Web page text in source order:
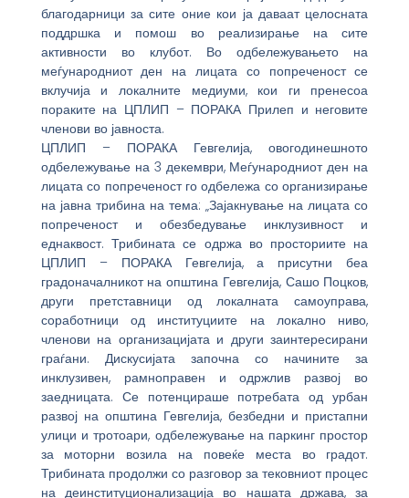
благодарници за сите оние кои ја даваат целосната
поддршка и помош во реализирање на сите
активности во клубот. Во одбележувањето на
меѓународниот ден на лицата со попреченост се
вклучија и локалните медиуми, кои ги пренесоа
пораките на ЦПЛИП – ПОРАКА Прилеп и неговите
членови во јавноста.
ЦПЛИП – ПОРАКА Гевгелија, овогодинешното
одбележување на 3 декември, Меѓународниот ден на
лицата со попреченост го одбележа со организирање
на јавна трибина на тема: „Зајакнување на лицата со
попреченост и обезбедување инклузивност и
еднаквост. Трибината се одржа во просториите на
ЦПЛИП – ПОРАКА Гевгелија, а присутни беа
градоначалникот на општина Гевгелија, Сашо Поцков,
други претставници од локалната самоуправа,
соработници од институциите на локално ниво,
членови на организацијата и други заинтересирани
граѓани. Дискусијата започна со начините за
инклузивен, рамноправен и одржлив развој во
заедницата. Се потенцираше потребата од урбан
развој на општина Гевгелија, безбедни и пристапни
улици и тротоари, одбележување на паркинг простор
за моторни возила на повеќе места во градот.
Трибината продолжи со разговор за тековниот процес
на деинституционализација во нашата држава, за